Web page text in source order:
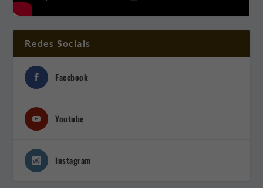
Redes Sociais
Facebook
Youtube
Instagram